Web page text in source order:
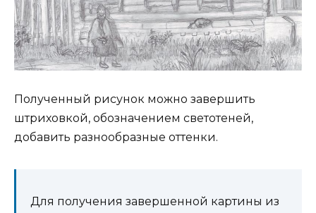
Полученный рисунок можно завершить
штриховкой, обозначением светотеней,
добавить разнообразные оттенки.
Для получения завершенной картины из